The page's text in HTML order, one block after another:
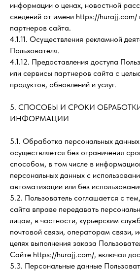
информации о ценах, новостной
сведений от имени https://hurajj.com/
партнеров сайта.
4.1.11. Осуществления рекламной
Пользователя.
4.1.12. Предоставления доступа
или сервисы партнеров сайта с
продуктов, обновлений и услуг.
5. СПОСОБЫ И СРОКИ
ИНФОРМАЦИИ
5.1. Обработка персональных
осуществляется без ограничения
способом, в том числе в
персональных данных с
автоматизации или без
5.2. Пользователь соглашается с
сайта вправе передавать
лицам, в частности, курьерским
почтовой связи, операторам связи,
целях выполнения заказа
Сайте https://hurajj.com/, включая
5.3. Персональные данные